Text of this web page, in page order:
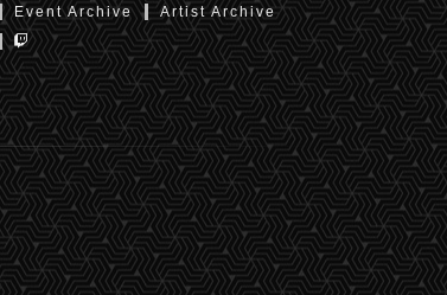
Event Archive
Artist Archive